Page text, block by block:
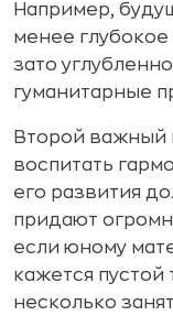
Например,
менее
зато
гуманитарные
Второй важный
воспитать
его развития
придают
если юному
кажется пустой
несколько